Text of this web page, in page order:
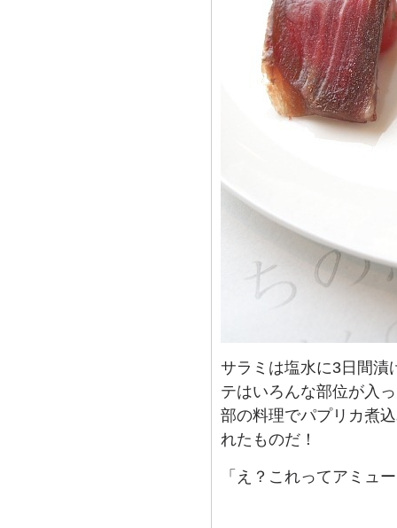
サラミは塩水に3日間漬
テはいろんな部位が入
部の料理でパプリカ煮
れたものだ！
「え？これってアミュ